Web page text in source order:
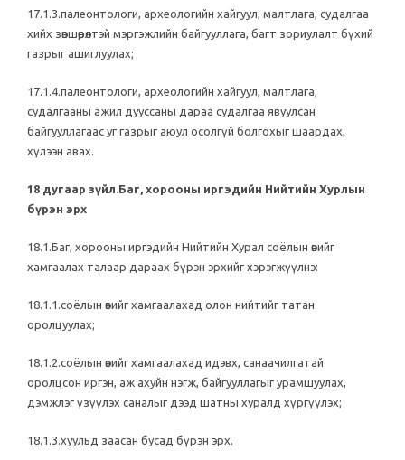
17.1.3.палеонтологи, археологийн хайгуул, малтлага, судалгаа
хийх зөвшөөрөлтэй мэргэжлийн байгууллага, багт зориулалт бүхий
газрыг ашиглуулах;
17.1.4.палеонтологи, археологийн хайгуул, малтлага,
судалгааны ажил дууссаны дараа судалгаа явуулсан
байгууллагаас уг газрыг аюул осолгүй болгохыг шаардах,
хүлээн авах.
18 дугаар зүйл.Баг, хорооны иргэдийн Нийтийн Хурлын
бүрэн эрх
18.1.Баг, хорооны иргэдийн Нийтийн Хурал соёлын өвийг
хамгаалах талаар дараах бүрэн эрхийг хэрэгжүүлнэ:
18.1.1.соёлын өвийг хамгаалахад олон нийтийг татан
оролцуулах;
18.1.2.соёлын өвийг хамгаалахад идэвх, санаачилгатай
оролцсон иргэн, аж ахуйн нэгж, байгууллагыг урамшуулах,
дэмжлэг үзүүлэх саналыг дээд шатны хуралд хүргүүлэх;
18.1.3.хуульд заасан бусад бүрэн эрх.